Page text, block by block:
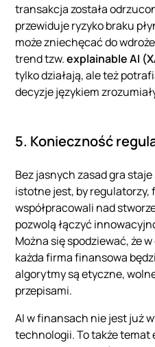
transakcja została
przewiduje ryzyko braku
może zniechęcać do
trend tzw.explainable AI
tylko działają, ale też
decyzje językiem
5. Konieczność
Bez jasnych zasad gra
istotne jest, by regulatorzy,
współpracowali nad
pozwolą łączyć
Można się spodziewać, że
każda firma finansowa
algorytmy są etyczne,
przepisami.
AI w finansach nie jest już
technologii. To także temat